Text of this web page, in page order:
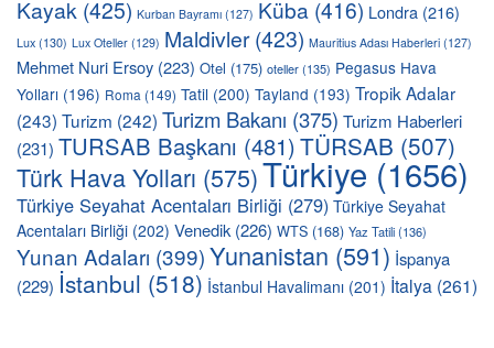
Kayak (425) Kurban Bayramı (127) Küba (416) Londra (216)
Lux (130) Lux Oteller (129) Maldivler(423) Mauritius Adası Haberleri (127)
Mehmet Nuri Ersoy (223) Otel (175) oteller(135) Pegasus Hava
Yolları (196) Roma (149) Tatil (200) Tayland (193) Tropik Adalar
(243) Turizm (242) Turizm Bakanı (375) Turizm Haberleri
(231) TURSAB Başkanı (481)TÜRSAB (507)
Türk Hava Yolları (575)Türkiye (1656)
Türkiye Seyahat Acentaları Birliği (279) Türkiye Seyahat
Acentaları Birliği (202) Venedik (226) WTS (168) Yaz Tatili(136)
Yunan Adaları (399)Yunanistan (591) İspanya
(229) İstanbul (518) İstanbul Havalimanı (201) İtalya (261)